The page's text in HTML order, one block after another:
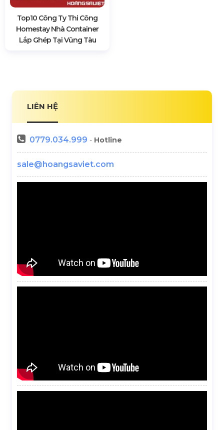
Top10 Công Ty Thi Công
Homestay Nhà Container
Lắp Ghép Tại Vũng Tàu
LIÊN HỆ
0779.034.999 - Hotline
sale@hoangsaviet.com